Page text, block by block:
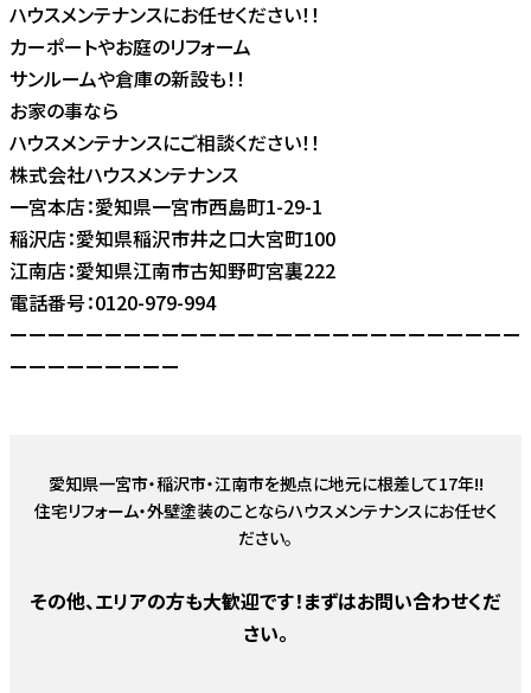
ハウスメンテナンスにお任せください！！
カーポートやお庭のリフォーム
サンルームや倉庫の新設も！！
お家の事なら
ハウスメンテナンスにご相談ください！！
株式会社ハウスメンテナンス
一宮本店：愛知県一宮市西島町1-29-1
稲沢店：愛知県稲沢市井之口大宮町100
江南店：愛知県江南市古知野町宮裏222
電話番号：0120-979-994
ーーーーーーーーーーーーーーーーーーーーーーーーーーー
ーーーーーーーーー
愛知県一宮市・稲沢市・江南市を拠点に地元に根差して17年!!
住宅リフォーム・外壁塗装のことならハウスメンテナンスにお任せく
ださい。
その他、エリアの方も大歓迎です！まずはお問い合わせくだ
さい。